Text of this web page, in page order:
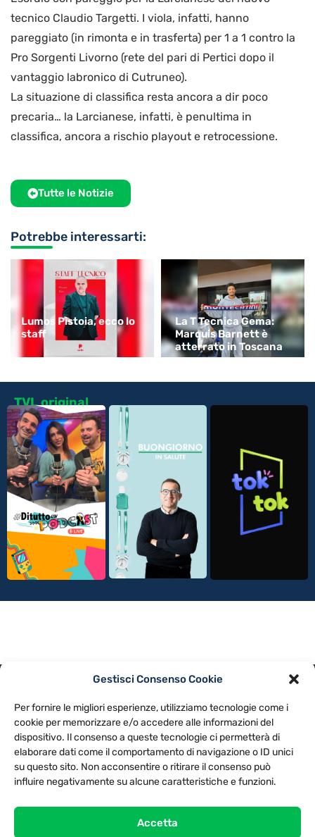
Gestisci Consenso Cookie
Per fornire le migliori esperienze, utilizziamo tecnologie come i
cookie per memorizzare e/o accedere alle informazioni del
dispositivo. Il consenso a queste tecnologie ci permetterà di
elaborare dati come il comportamento di navigazione o ID unici
su questo sito. Non acconsentire o ritirare il consenso può
influire negativamente su alcune caratteristiche e funzioni.
Accetta
tecnico Claudio Targetti. I viola, infatti, hanno
pareggiato (in rimonta e in trasferta) per 1 a 1 contro la
Pro Sorgenti Livorno (rete del pari di Pertici dopo il
vantaggio labronico di Cutruneo).
La situazione di classifica resta ancora a dir poco
precaria… la Larcianese, infatti, è penultima in
classifica, ancora a rischio playout e retrocessione.
Tutte le Notizie
Potrebbe interessarti:
Lumos Pistoia, ecco lo
staff
La T Tecnica Gema:
Marquis Barnett è
atterrato in Toscana
TVL original
NOTE LEGALI
CONTATTACI PREFERENZE
TV LIBERA S.P.A.
Via Monteleonese 95/21 – 51100 Pistoia (PT)
Tel. 0573.9136 / Fax 0573.913615